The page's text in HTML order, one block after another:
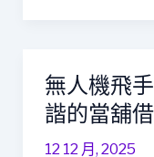
手
足
背
叛
無人機飛
諧的當舖
12 12 月, 2025
無
人
機
飛